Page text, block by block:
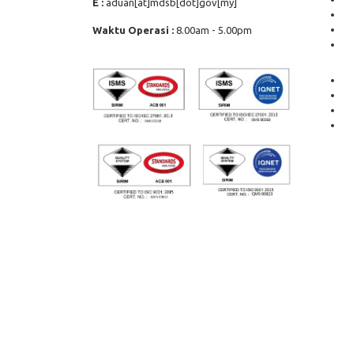
E : aduan[at]mdsb[dot]gov[my]
Waktu Operasi : 8.00am - 5.00pm